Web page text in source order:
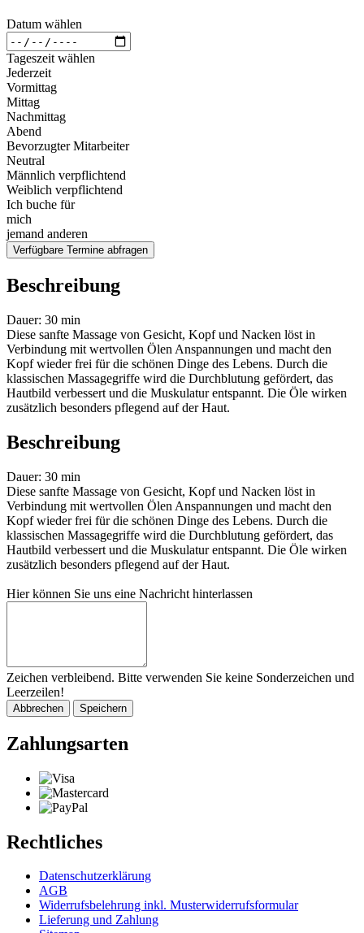
Datum wählen
Tageszeit wählen
Jederzeit
Vormittag
Mittag
Nachmittag
Abend
Bevorzugter Mitarbeiter
Neutral
Männlich verpflichtend
Weiblich verpflichtend
Ich buche für
mich
jemand anderen
Verfügbare Termine abfragen
Beschreibung
Dauer: 30 min
Diese sanfte Massage von Gesicht, Kopf und Nacken löst in
Verbindung mit wertvollen Ölen Anspannungen und macht den
Kopf wieder frei für die schönen Dinge des Lebens. Durch die
klassischen Massagegriffe wird die Durchblutung gefördert, das
Hautbild verbessert und die Muskulatur entspannt. Die Öle wirken
zusätzlich besonders pflegend auf der Haut.
Beschreibung
Dauer: 30 min
Diese sanfte Massage von Gesicht, Kopf und Nacken löst in
Verbindung mit wertvollen Ölen Anspannungen und macht den
Kopf wieder frei für die schönen Dinge des Lebens. Durch die
klassischen Massagegriffe wird die Durchblutung gefördert, das
Hautbild verbessert und die Muskulatur entspannt. Die Öle wirken
zusätzlich besonders pflegend auf der Haut.
Hier können Sie uns eine Nachricht hinterlassen
Zeichen verbleibend. Bitte verwenden Sie keine Sonderzeichen und
Leerzeilen!
Abbrechen Speichern
Zahlungsarten
Rechtliches
Datenschutzerklärung
AGB
Widerrufsbelehrung inkl. Musterwiderrufsformular
Lieferung und Zahlung